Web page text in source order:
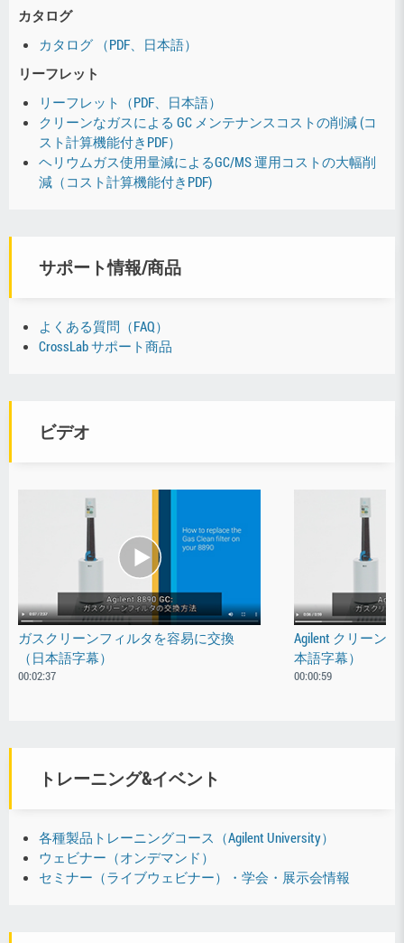
カタログ
カタログ （PDF、日本語）
リーフレット
リーフレット（PDF、日本語）
クリーンなガスによる GC メンテナンスコストの削減 (コ
スト計算機能付きPDF）
ヘリウムガス使用量減によるGC/MS 運用コストの大幅削
減（コスト計算機能付きPDF)
サポート情報/商品
よくある質問（FAQ）
CrossLab サポート商品
ビデオ
ガスクリーンフィルタを容易に交換
（日本語字幕）
00:02:37
Agilent クリーン
本語字幕）
00:00:59
トレーニング&イベント
各種製品トレーニングコース（Agilent University）
ウェビナー（オンデマンド）
セミナー（ライブウェビナー）・学会・展示会情報